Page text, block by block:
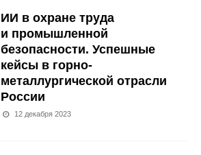
ИИ в охране труда
и промышленной
безопасности. Успешные
кейсы в горно-
металлургической отрасли
России
12 декабря 2023